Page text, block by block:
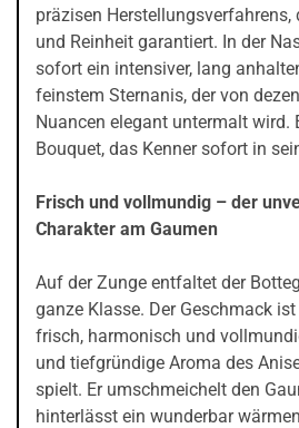
präzisen
und Reinheit garantiert. In der
sofort ein intensiver, lang
feinstem Sternanis, der von
Nuancen elegant untermalt wird.
Bouquet, das Kenner sofort in
Frisch und vollmundig – der
Charakter am Gaumen
Auf der Zunge entfaltet der
ganze Klasse. Der Geschmack
frisch, harmonisch und
und tiefgründige Aroma des
spielt. Er umschmeichelt den
hinterlässt ein wunderbar